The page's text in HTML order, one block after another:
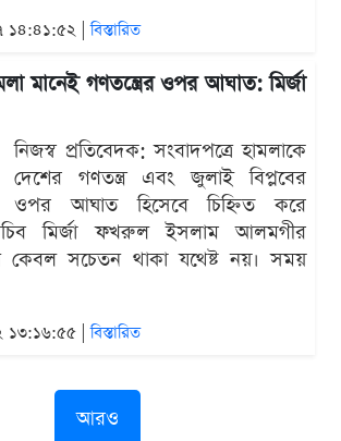
১৪:৪১:৫২ |বিস্তারিত
মানেই গণতন্ত্রের ওপর আঘাত: মির্জা
নিজস্ব প্রতিবেদক: সংবাদপত্রে হামলাকে
দেশের গণতন্ত্র এবং জুলাই বিপ্লবের
ওপর আঘাত হিসেবে চিহ্নিত করে
মির্জা ফখরুল ইসলাম আলমগীর
সচেতন থাকা যথেষ্ট নয়। সময়
১৩:১৬:৫৫ |বিস্তারিত
আরও